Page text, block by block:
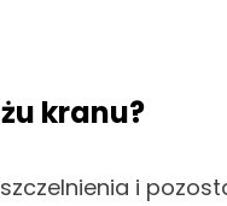
kranu?
i